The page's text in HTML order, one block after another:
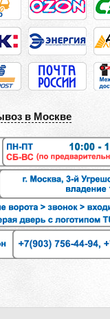
в Москве